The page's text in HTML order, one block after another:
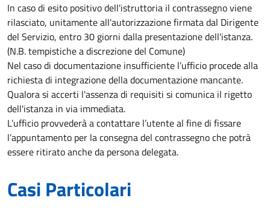
In caso di esito positivo dell'istruttoria il contrassegno viene
rilasciato, unitamente all'autorizzazione firmata dal Dirigente
del Servizio, entro 30 giorni dalla presentazione dell'istanza.
(N.B. tempistiche a discrezione del Comune)
Nel caso di documentazione insufficiente l’ufficio procede alla
richiesta di integrazione della documentazione mancante.
Qualora si accerti l'assenza di requisiti si comunica il rigetto
dell'istanza in via immediata.
L’ufficio provvederà a contattare l’utente al fine di fissare
l’appuntamento per la consegna del contrassegno che potrà
essere ritirato anche da persona delegata.
Casi Particolari